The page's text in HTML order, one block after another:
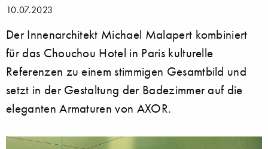
10.07.2023
Der Innenarchitekt Michael Malapert kombiniert
für das Chouchou Hotel in Paris kulturelle
Referenzen zu einem stimmigen Gesamtbild und
setzt in der Gestaltung der Badezimmer auf die
eleganten Armaturen von AXOR.